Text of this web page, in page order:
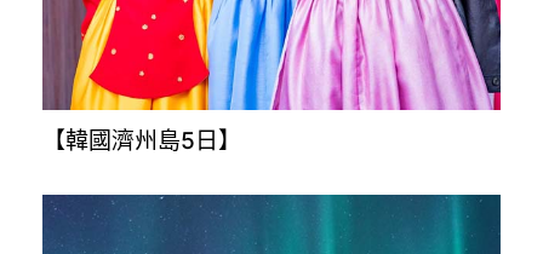
【韓國濟州島5日】